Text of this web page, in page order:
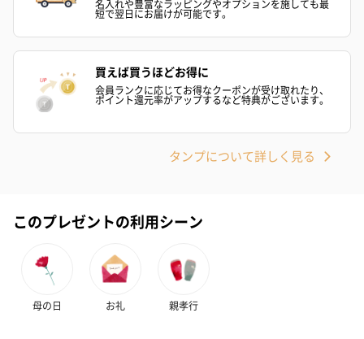
フラワーテディベア
（2,390円）
テディベア（バニラ）
（1,760円）
テディベア（
ル）（1,760円
紅茶・コーヒー・スイーツ
紅茶・コーヒー・スイーツを同梱してお届けいたします。ギフト
名入れや豊富なラッピングやオプションを施しても最
短で翌日にお届けが可能です。
買えば買うほどお得に
会員ランクに応じてお得なクーポンが受け取れたり、
ポイント還元率がアップするなど特典がございます。
タンプについて詳しく見る
このプレゼントの利用シーン
母の日 お礼 親孝行